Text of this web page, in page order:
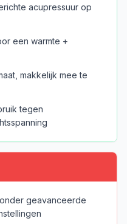
acupressuur op
een warmte +
makkelijk mee te
tegen
geavanceerde